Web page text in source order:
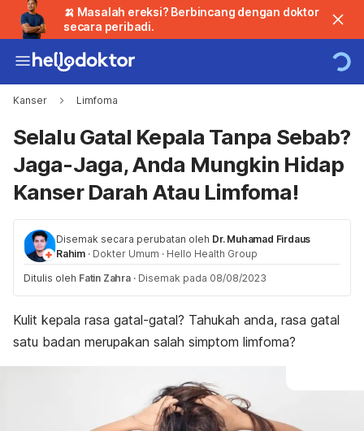
🍌 Masalah ereksi? Berbincang dengan doktor
secara peribadi.
Kanser Limfoma
Selalu Gatal Kepala Tanpa Sebab?
Jaga-Jaga, Anda Mungkin Hidap
Kanser Darah Atau Limfoma!
Disemak secara perubatan oleh Dr. Muhamad Firdaus
Rahim · Dokter Umum · Hello Health Group
Ditulis oleh Fatin Zahra · Disemak pada 08/08/2023
Kulit kepala rasa gatal-gatal? Tahukah anda, rasa gatal
satu badan merupakan salah simptom limfoma?